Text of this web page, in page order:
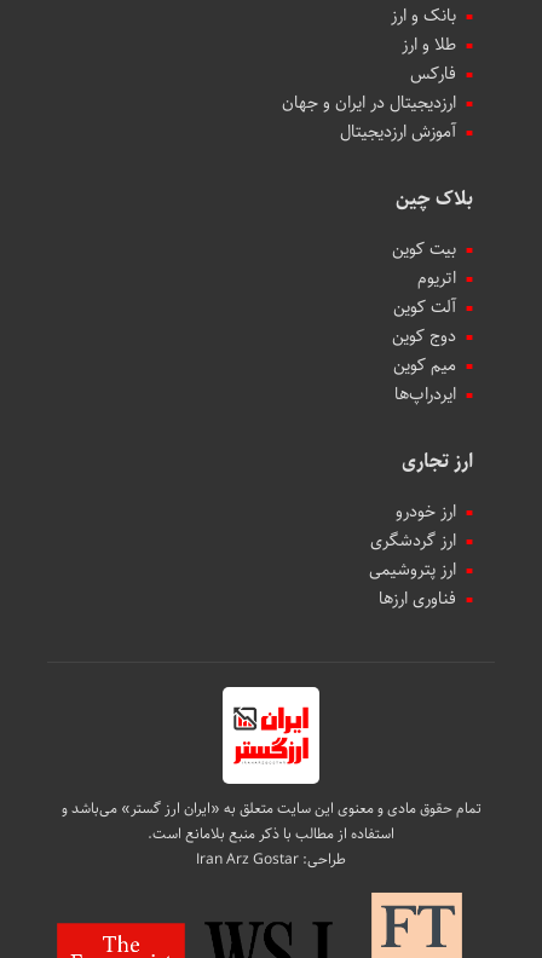
بانک و ارز
طلا و ارز
فارکس
ارزدیجیتال در ایران و جهان
آموزش ارزدیجیتال
بلاک چین
بیت کوین
اتریوم
آلت کوین
دوج کوین
میم کوین‌
ایردراپ‌ها
ارز تجاری
ارز خودرو
ارز گردشگری
ارز پتروشیمی
فناوری ارزها
تمام حقوق مادی و معنوی این سایت متعلق به «ایران ارز گستر» می‌باشد و
استفاده از مطالب با ذکر منبع بلامانع است.
طراحی:Iran Arz Gostar